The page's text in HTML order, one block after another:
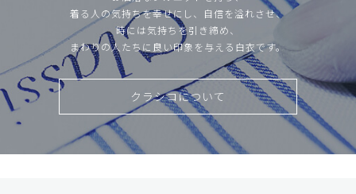
着る人の気持ちを幸せにし、自信を溢れさせ、
時には気持ちを引き締め、
まわりの人たちに良い印象を与える白衣です。
クラシコについて